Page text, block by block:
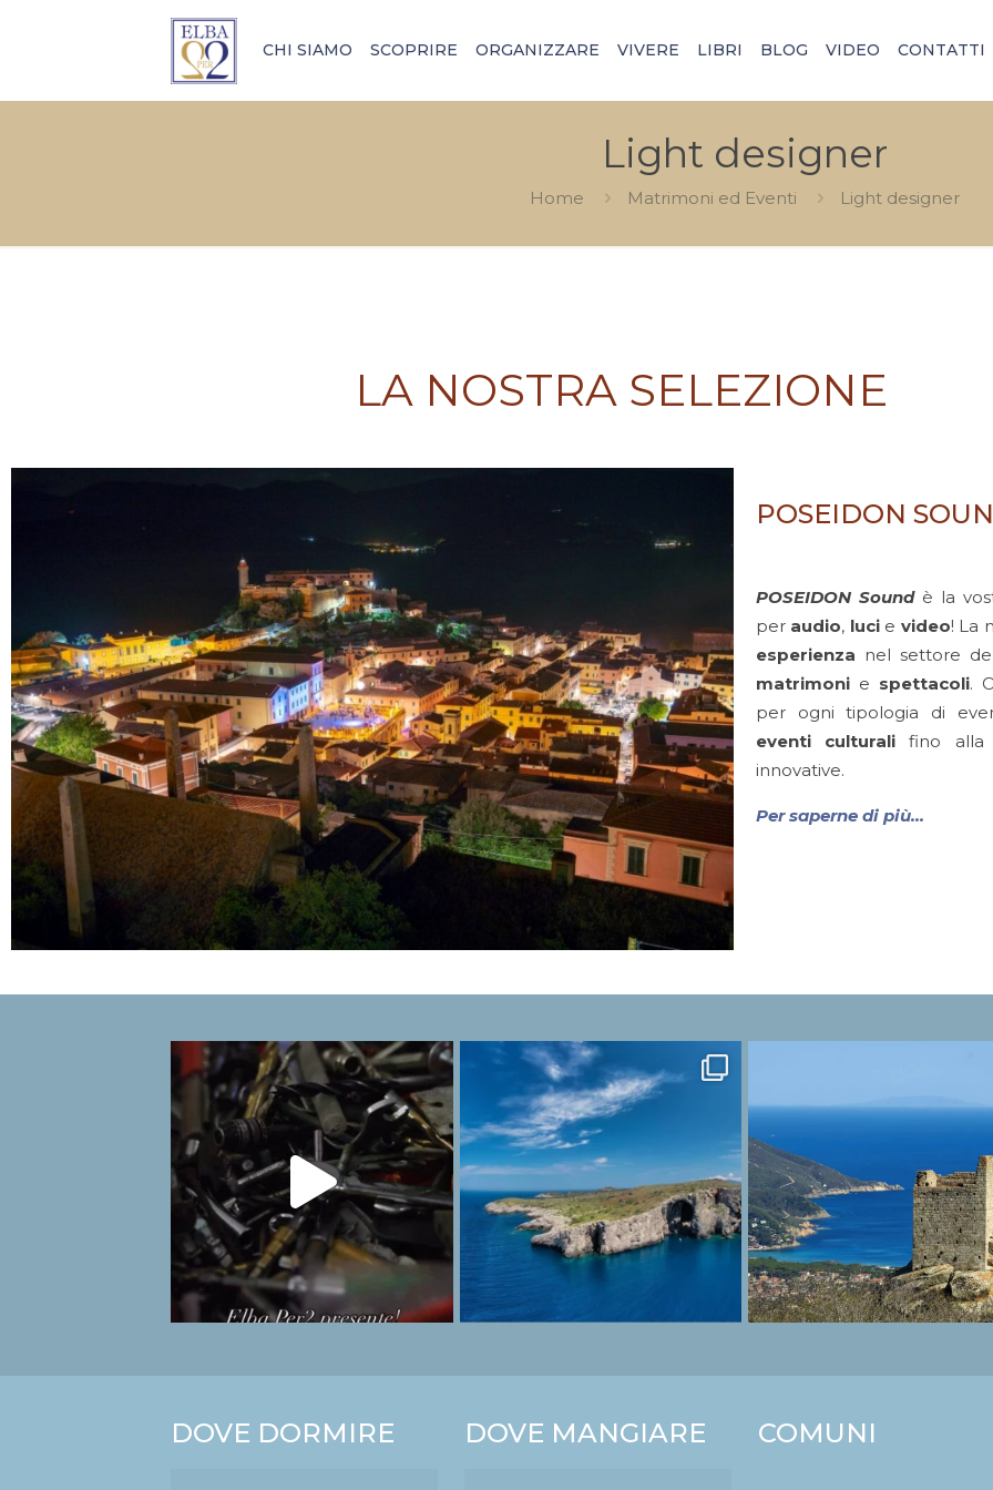
CHI SIAMO SCOPRIRE ORGANIZZARE VIVERE LIBRI BLOG VIDEO CONTATTI
Light designer
Home Matrimoni ed Eventi Light designer
LA NOSTRA SELEZIONE
POSEIDON
POSEIDON Soundè la
per audio, lucie video! La
esperienza nel settore
matrimoni e spettacoli.
per ogni tipologia di
eventi culturali fino alla
innovative.
Per saperne di più…
DOVE DORMIRE DOVE MANGIARE COMUNI